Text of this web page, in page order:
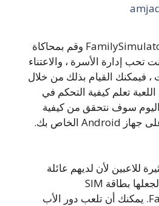
قم بتنزيل FamilySimulator.Com APK وقم بمحاكاة
تحب إدارة الأسرة ، والاعتناء
، فيمكنك القيام بذلك من خلال
تعلم كيفية التحكم في
اليوم سوف نتحقق من كيفية
على جهاز Android الخاص بك.
للاعبين لأن لديهم عائلة
صغيرة ويجدون طريقة لجعلها بطاقة SIM
FamilySimulator Com. يمكنك أن تلعب دور الأب